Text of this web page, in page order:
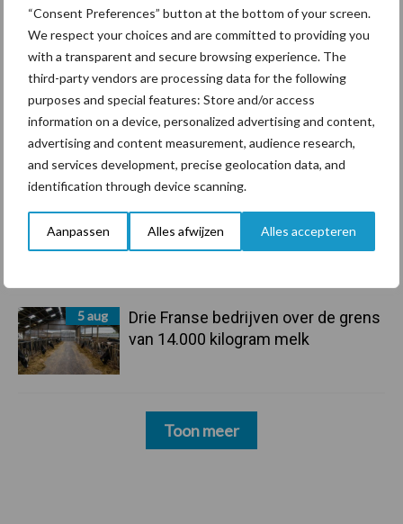
“Consent Preferences” button at the bottom of your screen.
We respect your choices and are committed to providing you
with a transparent and secure browsing experience. The
third-party vendors are processing data for the following
purposes and special features: Store and/or access
information on a device, personalized advertising and content,
advertising and content measurement, audience research,
and services development, precise geolocation data, and
identification through device scanning.
Aanpassen Alles afwijzen Alles accepteren
6 aug
ForFarmers ziet volume en
marktaandeel groeien in krimpende
Nederlandse markt
6 aug
Tien praktische tips voor een
langere levensduur
“Vraag naar praktische
hygieneoplossingen is in Polen
5 aug
Drie Franse bedrijven over de grens
van 14.000 kilogram melk
Toon meer